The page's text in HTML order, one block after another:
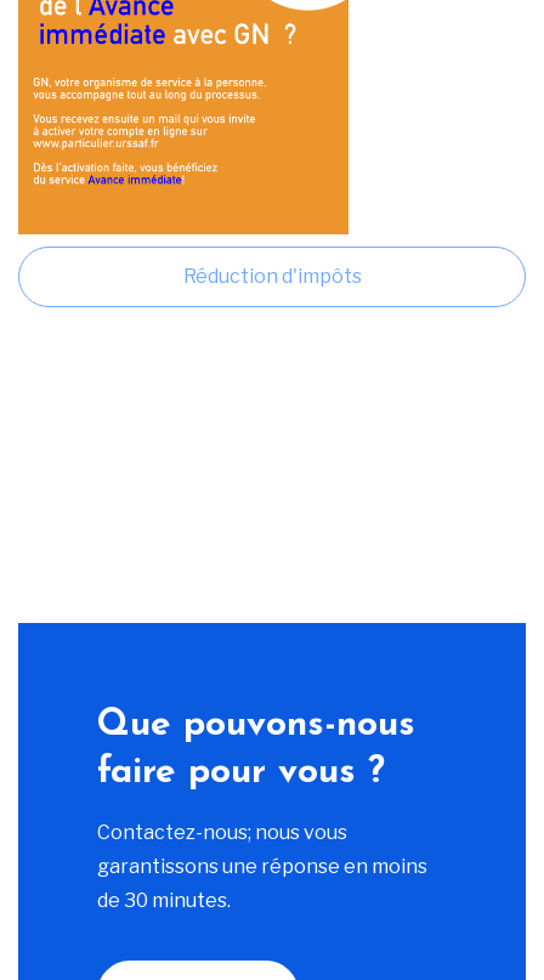
Réduction d'impôts
Que pouvons-nous
faire pour vous ?
Contactez-nous; nous vous
garantissons une réponse en moins
de 30 minutes.